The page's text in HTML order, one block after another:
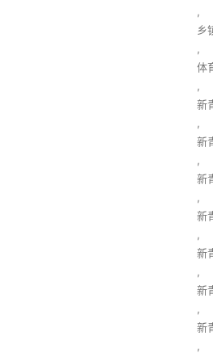
,
乡
,
体
,
新
,
新
,
新
,
新
,
新
,
新
,
新
,